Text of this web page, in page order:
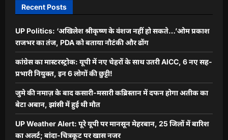
Recent Posts
UP Politics: ‘अखिलेश श्रीकृष्ण के वंशज नहीं हो सकते…’ओम प्रकाश
राजभर का तंज, PDA को बताया नौटंकी और ढोंग
कांग्रेस का मास्टरस्ट्रोक: यूपी में नए चेहरों के साथ उतरी AICC, 6 नए सह-
प्रभारी नियुक्त, इन 6 लोगों की छुट्टी!
जुमे की नमाज़ के बाद कसारी-मसारी कब्रिस्तान में दफन होगा अतीक का
बेटा अबान, झांसी में हुई थी मौत
UP Weather Alert: पूरे यूपी पर मानसून मेहरबान, 25 जिलों में बारिश
का अलर्ट; बांदा-चित्रकूट पर खास नजर